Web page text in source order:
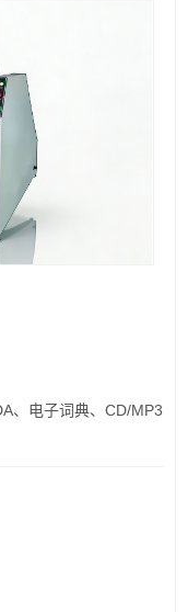
、电子词典、CD/MP3